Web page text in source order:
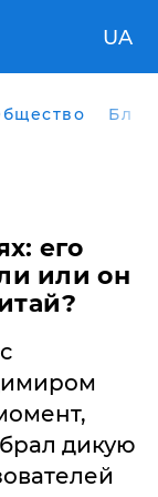
UA
его
или он
дикую